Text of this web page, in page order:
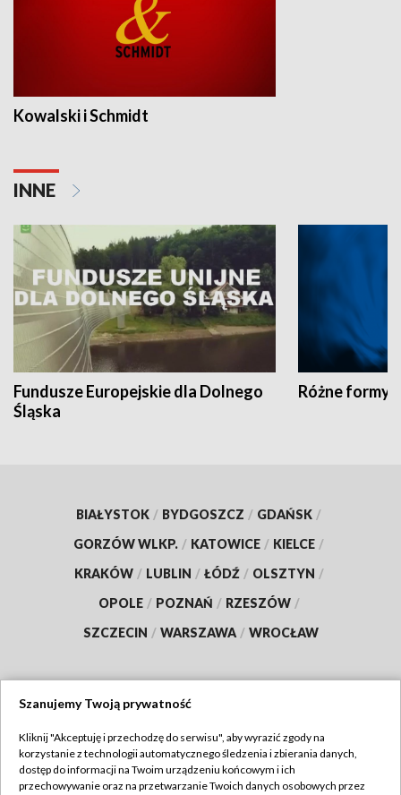
Kowalski i Schmidt
INNE
Fundusze Europejskie dla Dolnego
Śląska
Różne formy
BIAŁYSTOK / BYDGOSZCZ / GDAŃSK /
GORZÓW WLKP. / KATOWICE / KIELCE /
KRAKÓW / LUBLIN / ŁÓDŹ / OLSZTYN /
OPOLE / POZNAŃ / RZESZÓW /
SZCZECIN / WARSZAWA / WROCŁAW
TVP
Abonament TVP
Regulamin TVP
Szanujemy Twoją prywatność
Kliknij "Akceptuję i przechodzę do serwisu", aby wyrazić zgody na
korzystanie z technologii automatycznego śledzenia i zbierania danych,
dostęp do informacji na Twoim urządzeniu końcowym i ich
przechowywanie oraz na przetwarzanie Twoich danych osobowych przez